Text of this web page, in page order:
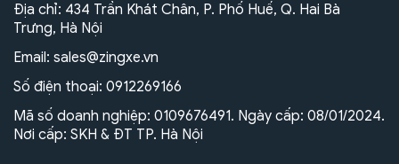
Địa chỉ: 434 Trần Khát Chân, P. Phố Huế, Q. Hai Bà
Trưng, Hà Nội
Email: sales@zingxe.vn
Số điện thoại: 0912269166
Mã số doanh nghiệp: 0109676491. Ngày cấp: 08/01/2024.
Nơi cấp: SKH & ĐT TP. Hà Nội